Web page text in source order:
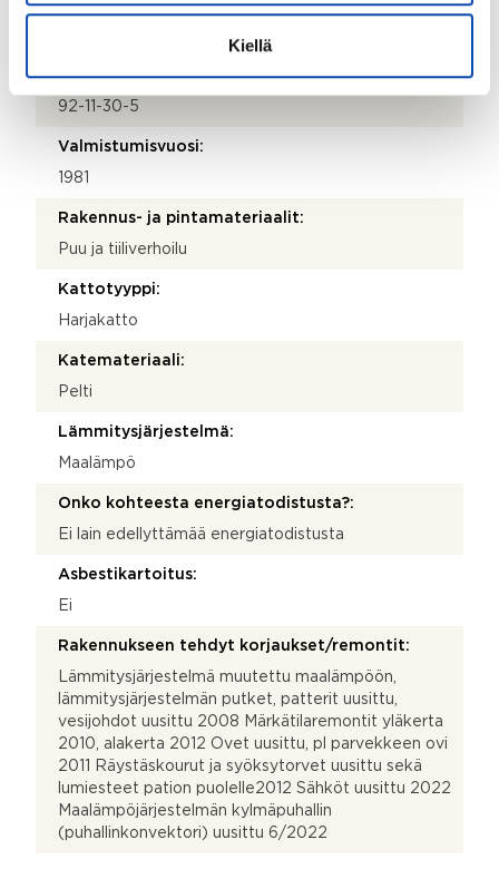
Kiellä
Kiinteistötunnus:
92-11-30-5
Valmistumisvuosi:
1981
Rakennus- ja pintamateriaalit:
Puu ja tiiliverhoilu
Kattotyyppi:
Harjakatto
Katemateriaali:
Pelti
Lämmitysjärjestelmä:
Maalämpö
Onko kohteesta energiatodistusta?:
Ei lain edellyttämää energiatodistusta
Asbestikartoitus:
Ei
Rakennukseen tehdyt korjaukset/remontit:
Lämmitysjärjestelmä muutettu maalämpöön,
lämmitysjärjestelmän putket, patterit uusittu,
vesijohdot uusittu 2008 Märkätilaremontit yläkerta
2010, alakerta 2012 Ovet uusittu, pl parvekkeen ovi
2011 Räystäskourut ja syöksytorvet uusittu sekä
lumiesteet pation puolelle2012 Sähköt uusittu 2022
Maalämpöjärjestelmän kylmäpuhallin
(puhallinkonvektori) uusittu 6/2022